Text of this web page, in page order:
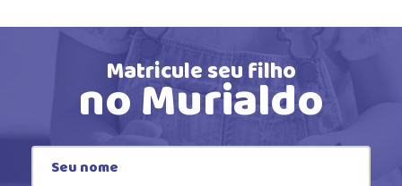
Matricule seu filho
no Murialdo